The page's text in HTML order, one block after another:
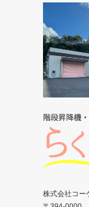
株式会社コー